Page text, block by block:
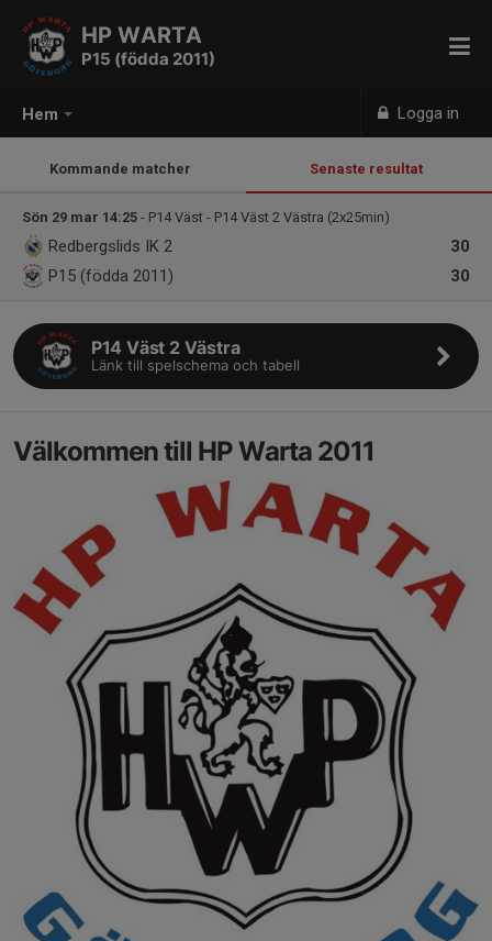
Hem Logga in
HP WARTA
P15 (födda 2011)
Kommande matcher Senaste resultat
Sön 29 mar 14:25 - P14 Väst - P14 Väst 2 Västra (2x25min)
30
Redbergslids IK 2
30
P15 (födda 2011)
P14 Väst 2 Västra
Länk till spelschema och tabell
Välkommen till HP Warta 2011